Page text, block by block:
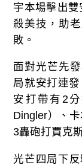
宇本場擊出
殺美技，助
敗。
面對光芒先
局就安打連
安打帶有2
Dingler）、
3轟砲打賈克
光芒四局下反